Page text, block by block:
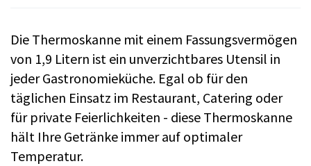
Die Thermoskanne mit einem Fassungsvermögen
von 1,9 Litern ist ein unverzichtbares Utensil in
jeder Gastronomieküche. Egal ob für den
täglichen Einsatz im Restaurant, Catering oder
für private Feierlichkeiten - diese Thermoskanne
hält Ihre Getränke immer auf optimaler
Temperatur.